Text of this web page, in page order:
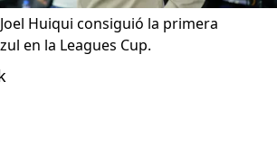
Joel Huiqui consiguió la primera
en la Leagues Cup.